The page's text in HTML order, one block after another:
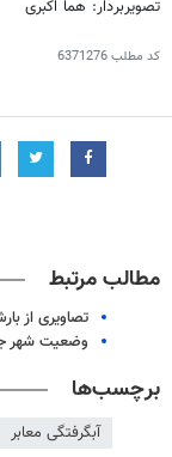
تصویربردار: هما اکبری
کد مطلب6371276
مطالب مرتبط
تصاویری از
وضعیت شهر
برچسب‌ها
آبگرفتگی معابر